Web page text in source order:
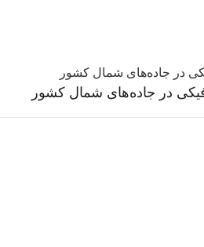
در جاده‌های شمال کشور